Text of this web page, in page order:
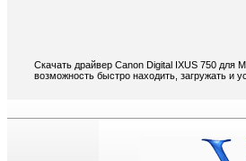
Скачать драйвер Canon Digital IXUS 750 для
возможность быстро находить, загружать и